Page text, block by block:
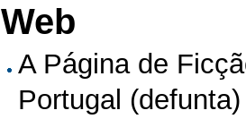
Web
A Página de
Portugal (defunta)